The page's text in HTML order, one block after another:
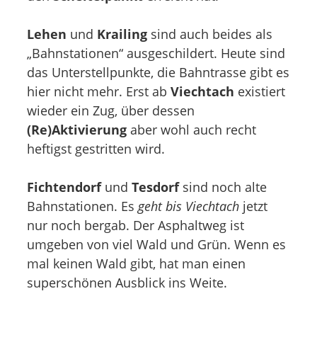
Lehen und Krailing sind auch beides als
„Bahnstationen“ ausgeschildert. Heute sind
das Unterstellpunkte, die Bahntrasse gibt es
hier nicht mehr. Erst ab Viechtach existiert
wieder ein Zug, über dessen
(Re)Aktivierung aber wohl auch recht
heftigst gestritten wird.
Fichtendorf und Tesdorf sind noch alte
Bahnstationen. Es geht bis Viechtach jetzt
nur noch bergab. Der Asphaltweg ist
umgeben von viel Wald und Grün. Wenn es
mal keinen Wald gibt, hat man einen
superschönen Ausblick ins Weite.